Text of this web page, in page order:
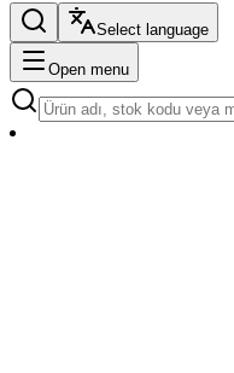
Select language
Open menu